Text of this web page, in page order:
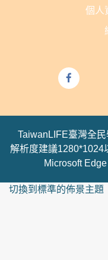
個人
TaiwanLIFE臺灣全
解析度建議1280*1024
Microsoft
切換到標準的佈景主題